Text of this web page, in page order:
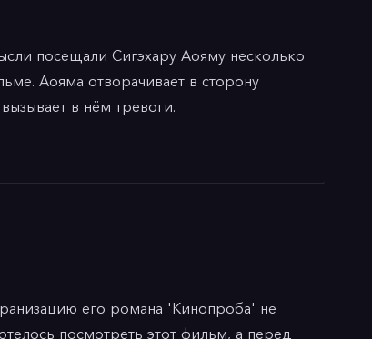
посещали Сигэхару Аояму несколько
Аояма отворачивает в сторону
в нём тревоги.
своих решений, но по инерции ведёт
заставляет беспокоиться. Идея
для героев неожиданными
робкая, святая; в прошлом она была
его романа 'Кинопроба' не
посмотреть этот фильм, а перед